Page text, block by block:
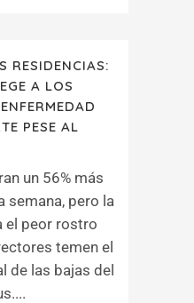
RESIDENCIAS:
A LOS
PESE AL
un 56% más
semana, pero la
el peor rostro
temen el
de las bajas del